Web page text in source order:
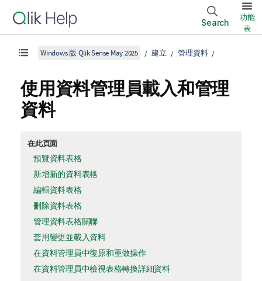
Search
功能
表
Windows 版 Qlik Sense May 2025 建立 管理資料
使用資料管理員載入和管理
資料
在此頁面
預覽資料表格
新增新的資料表格
編輯資料表格
刪除資料表格
管理資料表格關聯
套用變更並載入資料
在資料管理員中復原和重做操作
在資料管理員中檢視表格轉換詳細資料